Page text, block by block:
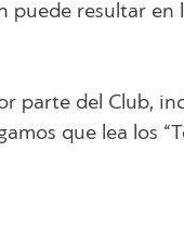
puede resultar en
parte del Club,
que lea los